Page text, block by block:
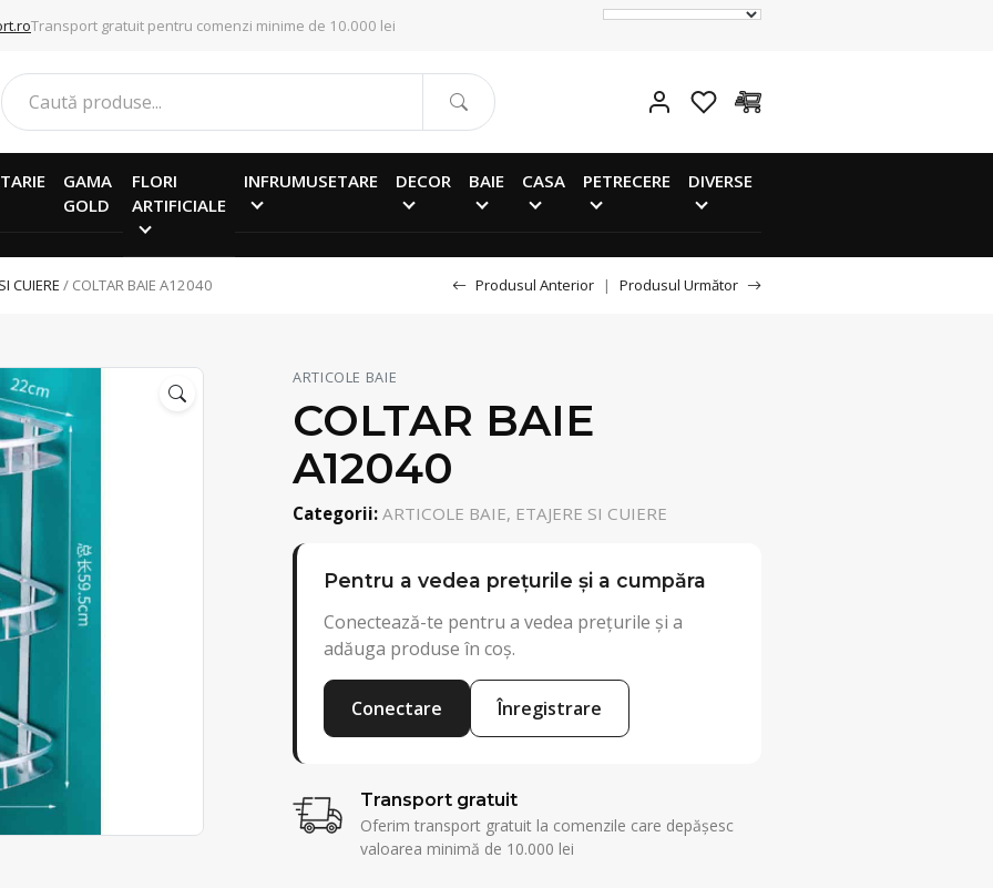
Transport gratuit pentru comenzi minime de 10.000 lei
GAMA
GOLD
FLORI
ARTIFICIALE
INFRUMUSETARE DECOR BAIE CASA PETRECERE DIVERSE
CUIERE / COLTAR BAIE A12040 Produsul Anterior | Produsul Următor
ARTICOLE BAIE
COLTAR BAIE
A12040
Categorii: ARTICOLE BAIE, ETAJERE SI CUIERE
Pentru a vedea prețurile și a cumpăra
Conectează-te pentru a vedea prețurile și a
adăuga produse în coș.
Conectare Înregistrare
Transport gratuit
Oferim transport gratuit la comenzile care depășesc
valoarea minimă de 10.000 lei